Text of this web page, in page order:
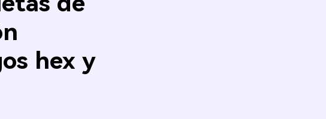
hex y